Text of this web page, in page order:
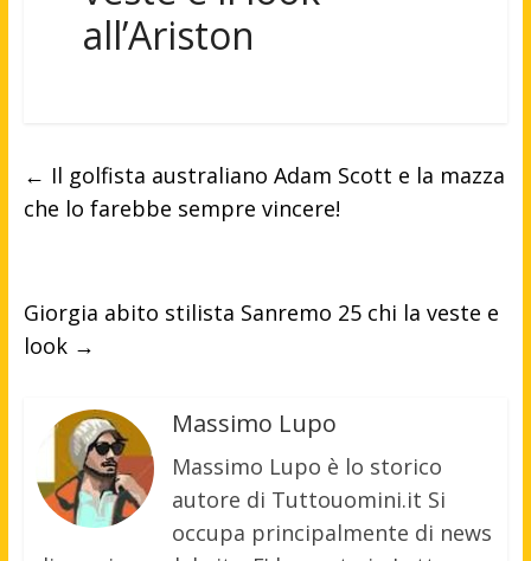
all’Ariston
← Il golfista australiano Adam Scott e la mazza
che lo farebbe sempre vincere!
Giorgia abito stilista Sanremo 25 chi la veste e
look →
Massimo Lupo
Massimo Lupo è lo storico
autore di Tuttouomini.it Si
occupa principalmente di news